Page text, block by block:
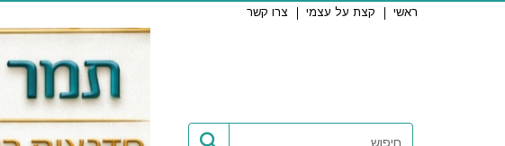
ראשי קצת על עצמי צרו קשר